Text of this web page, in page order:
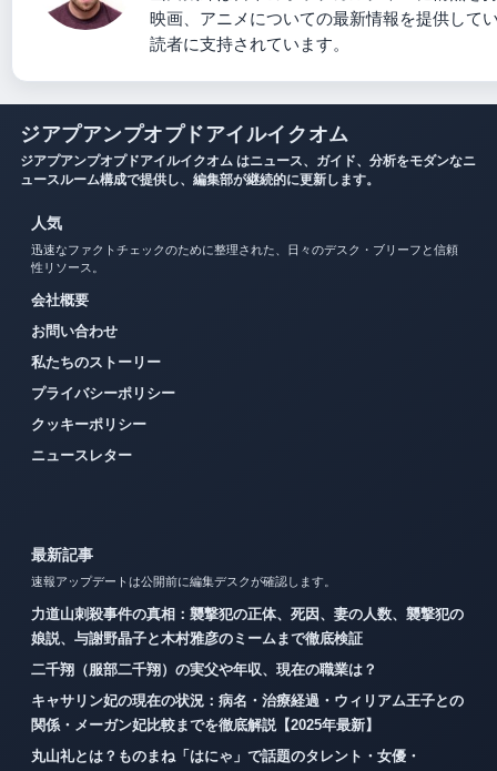
映画、アニメについての最新情報を提供して
読者に支持されています。
ジアプアンプオプドアイルイクオム
ジアプアンプオプドアイルイクオム はニュース、ガイド、分析をモダンなニ
ュースルーム構成で提供し、編集部が継続的に更新します。
人気
迅速なファクトチェックのために整理された、日々のデスク・ブリーフと信頼
性リソース。
会社概要
お問い合わせ
私たちのストーリー
プライバシーポリシー
クッキーポリシー
ニュースレター
最新記事
速報アップデートは公開前に編集デスクが確認します。
力道山刺殺事件の真相：襲撃犯の正体、死因、妻の人数、襲撃犯の
娘説、与謝野晶子と木村雅彦のミームまで徹底検証
二千翔（服部二千翔）の実父や年収、現在の職業は？
キャサリン妃の現在の状況：病名・治療経過・ウィリアム王子との
関係・メーガン妃比較までを徹底解説【2025年最新】
丸山礼とは？ものまね「はにゃ」で話題のタレント・女優・